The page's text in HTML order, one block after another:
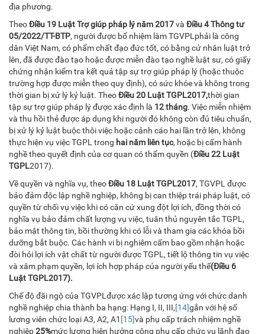
địa phương.
TheoĐiều 19 Luật Trợ giúp pháp lý năm 2017và Điều 4 Thông tư
05/2022/TT-BTP, người được bổ nhiệm làm TGVPLphải là công
dân Việt Nam, có phẩm chất đạo đức tốt, có bằng cử nhân luật trở
lên, đã được đào tạo hoặc được miễn đào tạo nghề luật sư, có giấy
chứng nhận kiểm tra kết quả tập sự trợ giúp pháp lý (hoặc thuộc
trường hợp được miễn theo quy định), có sức khỏe và không trong
thời gian bị xử lý kỷ luật. TheoĐiều 20 Luật TGPL2017,thời gian
tập sự trợ giúp pháp lý được xác định là 12 tháng. Việc miễn nhiệm
và thu hồi thẻ được áp dụng khi người đó không còn đủ tiêu chuẩn,
bị xử lý kỷ luật buộc thôi việc hoặc cảnh cáo hai lần trở lên, không
thực hiện vụ việc TGPL trong hai năm liên tục, hoặc bị cấm hành
nghề theo quyết định của cơ quan có thẩm quyền (Điều 22 Luật
TGPL2017).
Về quyền và nghĩa vụ, theoĐiều 18 Luật TGPL2017, TGVPL được
bảo đảm độc lập nghề nghiệp, không bị can thiệp trái pháp luật, có
quyền từ chối vụ việc khi có căn cứ xung đột lợi ích, đồng thời có
nghĩa vụ bảo đảm chất lượng vụ việc, tuân thủ nguyên tắc TGPL,
bảo mật thông tin, bồi thường khi có lỗi và tham gia các khóa bồi
dưỡng bắt buộc. Các hành vi bị nghiêm cấm bao gồm nhận hoặc
đòi hỏi lợi ích vật chất từ người được TGPL, tiết lộ thông tin vụ việc
và xâm phạm quyền, lợi ích hợp pháp của người yếu thế(Điều 6
Luật TGPL2017).
Chế độ đãi ngộ của TGVPLđược xác lập tương ứng với chức danh
nghề nghiệp chia thành ba hạng: Hạng I, II, III,[14]gắn với hệ số
lương viên chức loại A3, A2, A1 [15]và phụ cấp trách nhiệm nghề
nghiệp25%mức lương hiện hưởng cộng phụ cấp chức vụ lãnh đạo